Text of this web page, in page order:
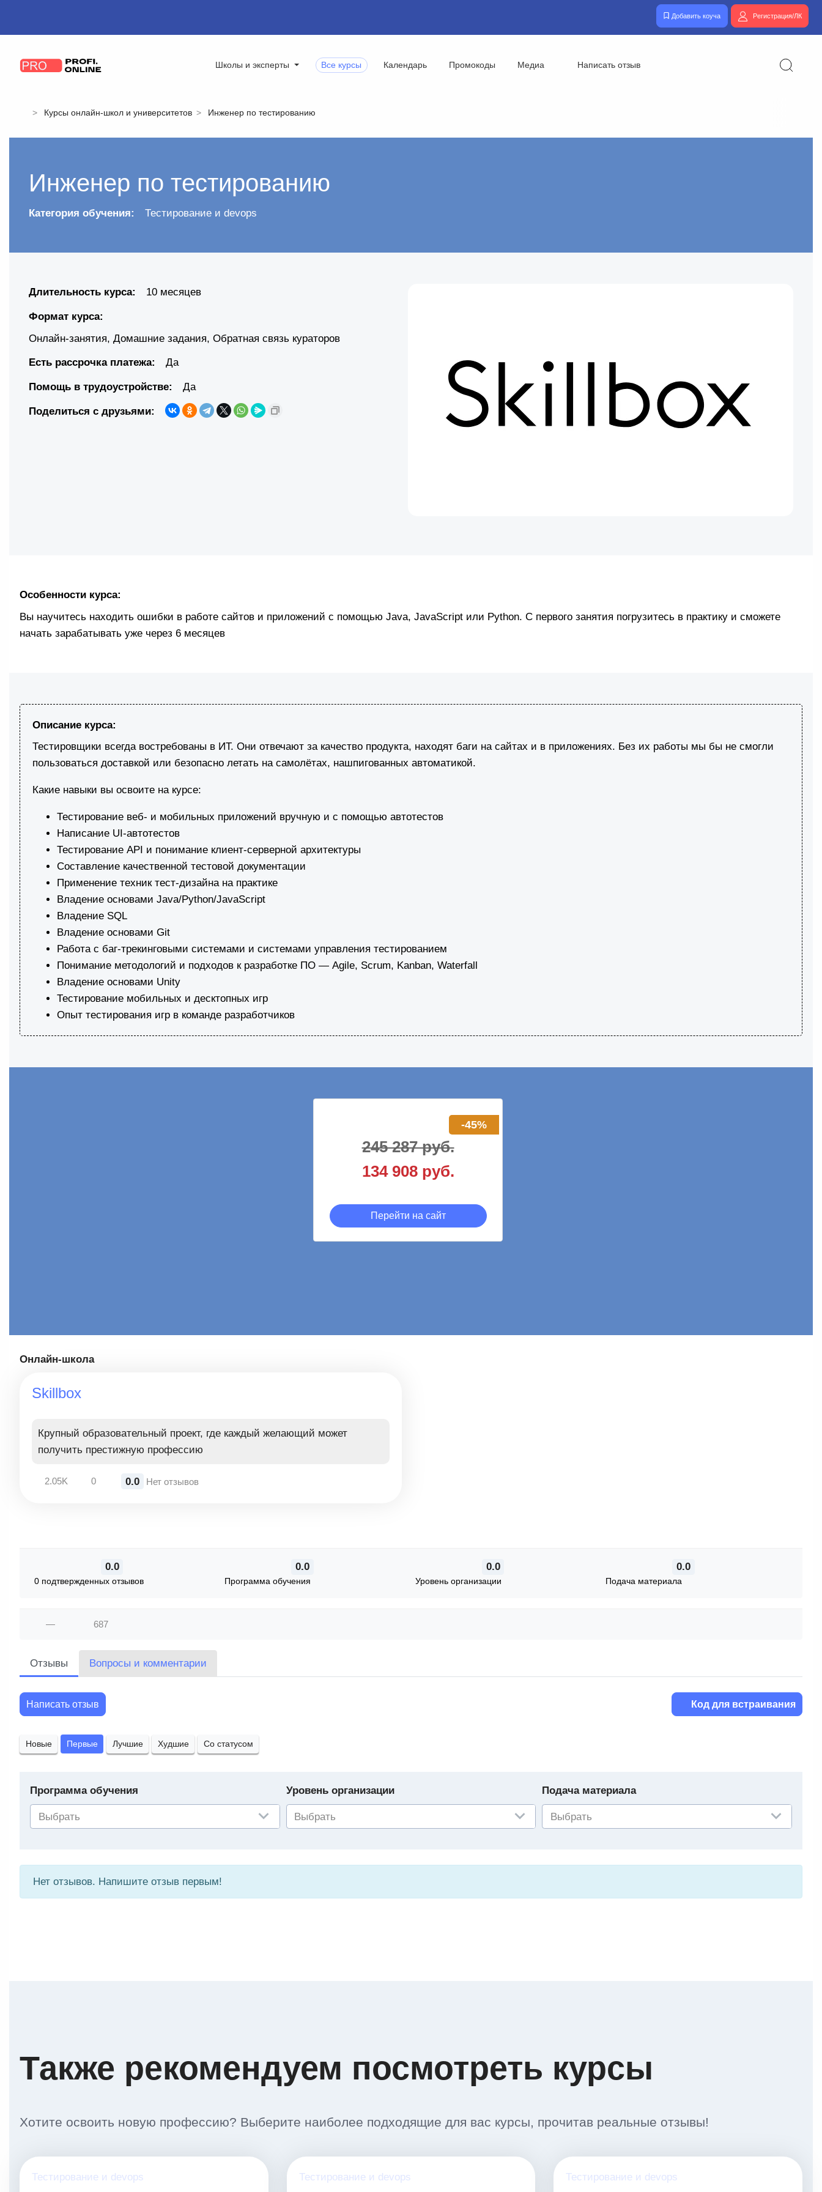
Добавить коуча Регистрация/ЛК
Школы и эксперты Все курсы Календарь Промокоды Медиа Написать отзыв
Курсы онлайн-школ и университетов Инженер по тестированию
Инженер по тестированию
Категория обучения: Тестирование и devops
Длительность курса: 10 месяцев
Формат курса:
Онлайн-занятия, Домашние задания, Обратная связь кураторов
Есть рассрочка платежа: Да
Помощь в трудоустройстве: Да
Поделиться с друзьями:
Особенности курса:
Вы научитесь находить ошибки в работе сайтов и приложений с помощью Java, JavaScript или Python. С первого занятия погрузитесь в практику и сможете
начать зарабатывать уже через 6 месяцев
Описание курса:
Тестировщики всегда востребованы в ИТ. Они отвечают за качество продукта, находят баги на сайтах и в приложениях. Без их работы мы бы не смогли
пользоваться доставкой или безопасно летать на самолётах, нашпигованных автоматикой.
Какие навыки вы освоите на курсе:
Тестирование веб- и мобильных приложений вручную и с помощью автотестов
Написание UI-автотестов
Тестирование API и понимание клиент-серверной архитектуры
Составление качественной тестовой документации
Применение техник тест-дизайна на практике
Владение основами Java/Python/JavaScript
Владение SQL
Владение основами Git
Работа с баг-трекинговыми системами и системами управления тестированием
Понимание методологий и подходов к разработке ПО — Agile, Scrum, Kanban, Waterfall
Владение основами Unity
Тестирование мобильных и десктопных игр
Опыт тестирования игр в команде разработчиков
-45%
245 287 руб.
134 908 руб.
Перейти на сайт
Онлайн-школа
Skillbox
Крупный образовательный проект, где каждый желающий может
получить престижную профессию
2.05K 0 0.0 Нет отзывов
0.0
0 подтвержденных отзывов
0.0
Программа обучения
0.0
Уровень организации
0.0
Подача материала
— 687
Отзывы Вопросы и комментарии
Написать отзыв Код для встраивания
Новые Первые Лучшие Худшие Со статусом
Программа обучения
Выбрать
Уровень организации
Выбрать
Подача материала
Выбрать
Нет отзывов. Напишите отзыв первым!
Также рекомендуем посмотреть курсы
Хотите освоить новую профессию? Выберите наиболее подходящие для вас курсы, прочитав реальные отзывы!
Тестирование и devops Тестирование и devops Тестирование и devops